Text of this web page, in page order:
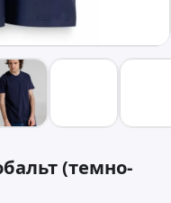
(темно-